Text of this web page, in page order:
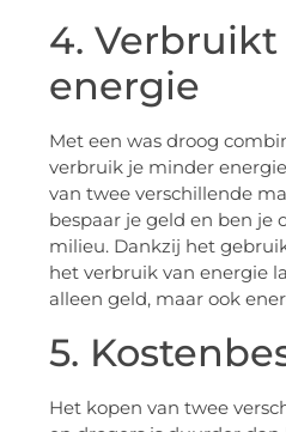
4.
energie
Met een was droog
verbruik je minder
van twee verschillende
bespaar je geld en ben je
milieu. Dankzij het
het verbruik van energie
alleen geld, maar ook
5.
Het kopen van twee